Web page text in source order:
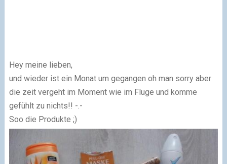
Hey meine lieben,
und wieder ist ein Monat um gegangen oh man sorry aber
die zeit vergeht im Moment wie im Fluge und komme
gefühlt zu nichts!! -.-
Soo die Produkte ;)